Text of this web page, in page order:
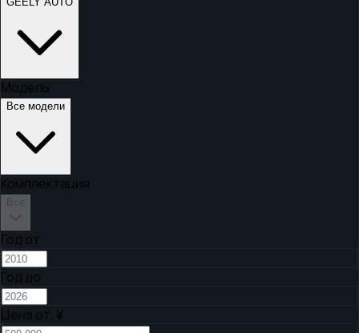
Модель
Все модели
Комплектация
Все
Год от
Год до
Цена от, ¥